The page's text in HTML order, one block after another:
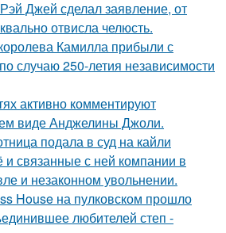
Джей сделал заявление, от
отвисла челюсть.
Камилла прибыли с
случаю 250-летия независимости
активно комментируют
виде Анджелины Джоли.
подала в суд на кайли
связанные с ней компании в
и незаконном увольнении.
House на пулковском прошло
любителей степ -